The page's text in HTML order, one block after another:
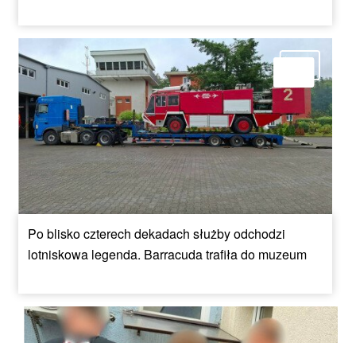
Po blisko czterech dekadach służby odchodzi
lotniskowa legenda. Barracuda trafiła do muzeum